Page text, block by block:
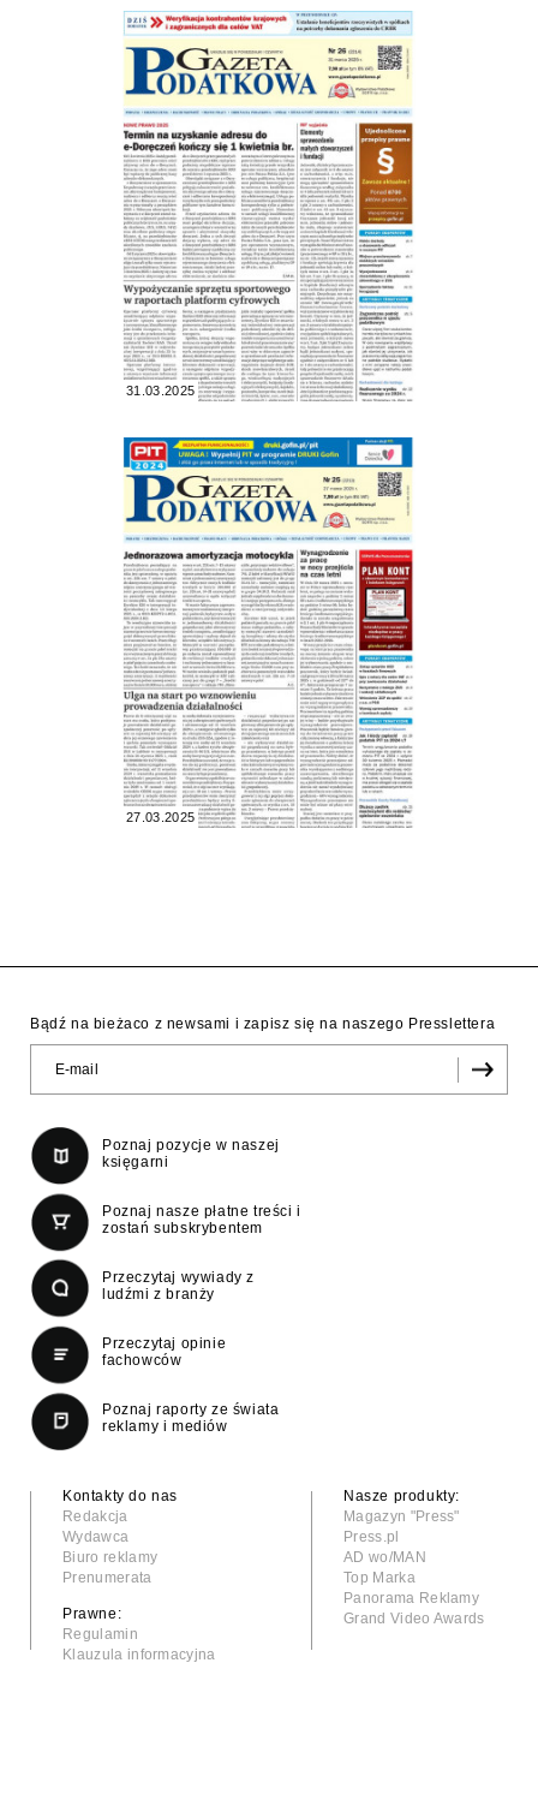
31.03.2025
27.03.2025
Bądź na bieżaco z newsami i zapisz się na naszego Presslettera
Poznaj pozycje w naszej
księgarni
Poznaj nasze płatne treści i
zostań subskrybentem
Przeczytaj wywiady z
ludźmi z branży
Przeczytaj opinie
fachowców
Poznaj raporty ze świata
reklamy i mediów
Kontakty do nas
Redakcja
Wydawca
Biuro reklamy
Prenumerata
Prawne:
Regulamin
Klauzula informacyjna
Nasze produkty:
Magazyn "Press"
Press.pl
AD wo/MAN
Top Marka
Panorama Reklamy
Grand Video Awards